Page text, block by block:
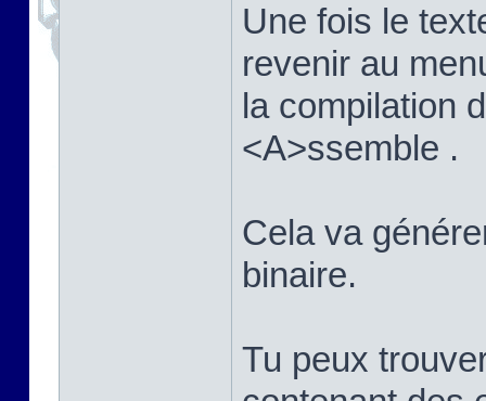
Une fois le
revenir au
la compilation
<A>ssemble .
Cela va
binaire.
Tu peux